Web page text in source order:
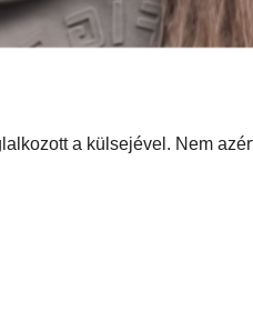
a külsejével. Nem